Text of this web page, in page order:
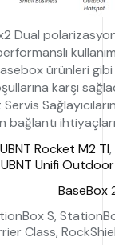
Dual
ürünleri gibi
karşı
bağlantı
UBNT Rocket M2 TI
UBNT Unifi
BaseBox
S,
Class,